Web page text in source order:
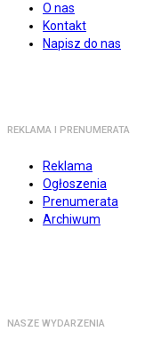
O nas
Kontakt
Napisz do nas
REKLAMA I PRENUMERATA
Reklama
Ogłoszenia
Prenumerata
Archiwum
NASZE WYDARZENIA